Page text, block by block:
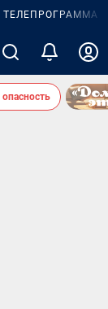
ТЕЛЕПРОГРАММА